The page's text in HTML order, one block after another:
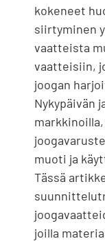
kokeneet
siirtyminen
vaatteista
vaatteisiin,
joogan
Nykypäivän
markkinoilla,
muoti ja
Tässä
joilla